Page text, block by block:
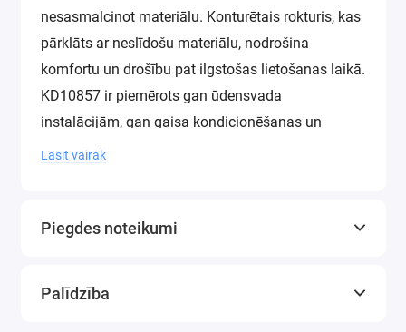
nesasmalcinot materiālu. Konturētais rokturis, kas
pārklāts ar neslīdošu materiālu, nodrošina
komfortu un drošību pat ilgstošas ​​lietošanas laikā.
KD10857 ir piemērots gan ūdensvada
instalācijām, gan gaisa kondicionēšanas un
ventilācijas sistēmām. Šim instrumentam jābūt
Lasīt vairāk
Piegdes noteikumi
Palīdzība